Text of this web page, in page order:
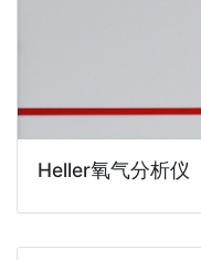
Heller氧气分析仪